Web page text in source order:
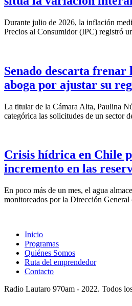
Durante julio de 2026, la inflación
Precios al Consumidor (IPC) registró
Senado descarta
aboga por ajustar su
La titular de la Cámara Alta, Paulina
categórica las solicitudes de un sector
Crisis hídrica en Chile
incremento en las
En poco más de un mes, el agua
monitoreados por la Dirección General
Inicio
Programas
Quiénes Somos
Ruta del emprendedor
Contacto
Radio Lautaro 970am - 2022. Todos